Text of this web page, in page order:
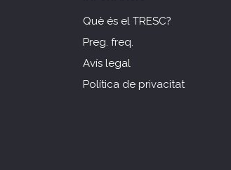
Què és el TRESC?
Preg. freq.
Avís legal
Política de privacitat